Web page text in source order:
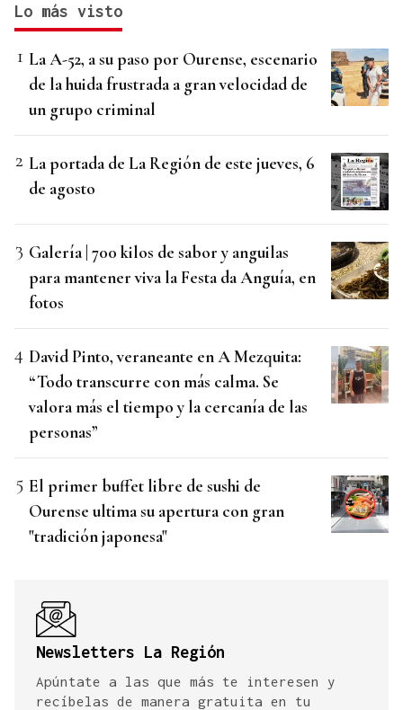
Lo más visto
La A-52, a su paso por Ourense, escenario
de la huida frustrada a gran velocidad de
un grupo criminal
La portada de La Región de este jueves, 6
de agosto
Galería | 700 kilos de sabor y anguilas
para mantener viva la Festa da Anguía, en
fotos
David Pinto, veraneante en A Mezquita:
“Todo transcurre con más calma. Se
valora más el tiempo y la cercanía de las
personas”
El primer buffet libre de sushi de
Ourense ultima su apertura con gran
"tradición japonesa"
Newsletters La Región
Apúntate a las que más te interesen y
recíbelas de manera gratuita en tu